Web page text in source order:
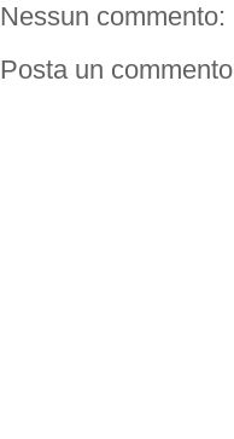
Nessun commento:
Posta un commento